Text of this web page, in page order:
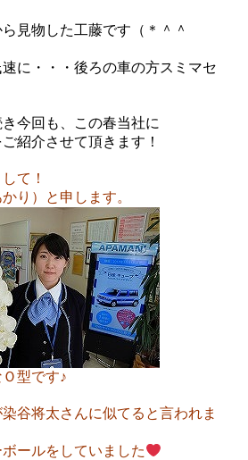
見物した工藤です（＊＾＾
に・・・後ろの車の方スミマセ
今回も、この春当社に
紹介させて頂きます！
て！
）と申します。
型です♪
谷将太さんに似てると言われま
ールをしていました